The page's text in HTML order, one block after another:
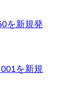
を新規発
を新規